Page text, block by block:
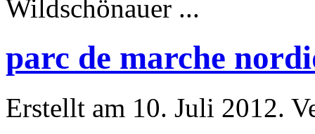
Wildschönauer ...
parc de marche
Erstellt am 10. Juli 2012.